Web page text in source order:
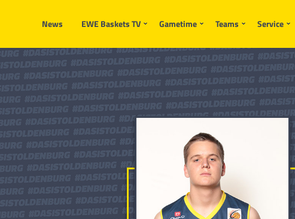
News EWE Baskets TV Gametime Teams Service